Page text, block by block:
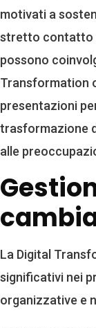
motivati a
stretto contatto
possono
Transformation
presentazioni
trasformazione
alle
La Digital
significativi nei
organizzative e